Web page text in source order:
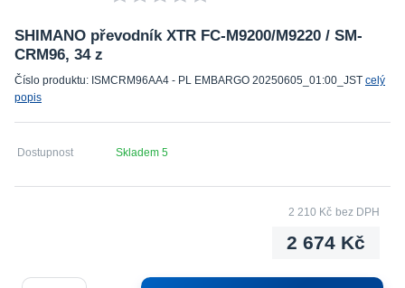
SHIMANO převodník XTR FC-M9200/M9220 / SM-
CRM96, 34 z
Číslo produktu: ISMCRM96AA4 - PL EMBARGO 20250605_01:00_JST celý
popis
Dostupnost Skladem 5
2 674 Kč
2 210 Kč bez DPH